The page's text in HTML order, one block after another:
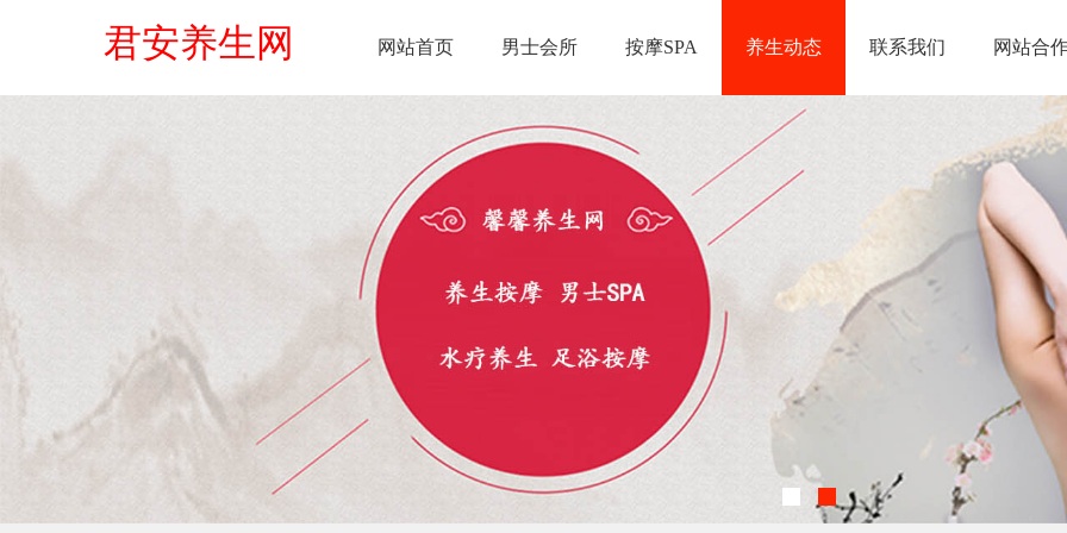
君安养生网 网站首页 男士会所 按摩SPA 养生动态 联系我们 网站合